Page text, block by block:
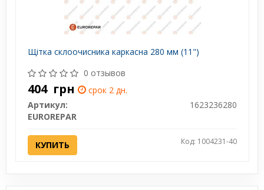
Щітка склоочисника каркасна 280 мм (11")
0 отзывов
404 грн
срок 2 дн.
Артикул:
1623236280
EUROREPAR
КУПИТЬ Код: 1004231-40